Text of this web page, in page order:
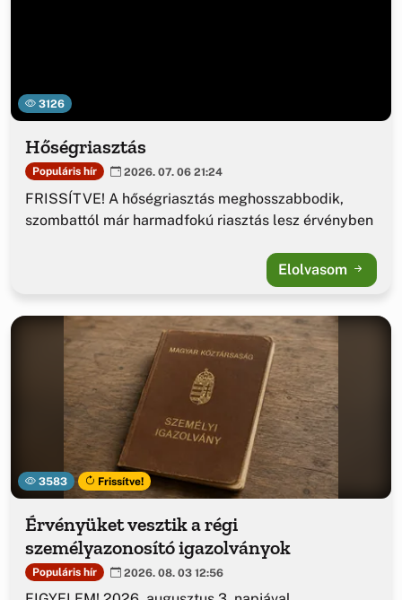
3126
Hőségriasztás
Populáris hír 2026. 07. 06 21:24
FRISSÍTVE! A hőségriasztás meghosszabbodik,
szombattól már harmadfokú riasztás lesz érvényben
Elolvasom
3583 Frissítve!
Érvényüket vesztik a régi
személyazonosító igazolványok
Populáris hír 2026. 08. 03 12:56